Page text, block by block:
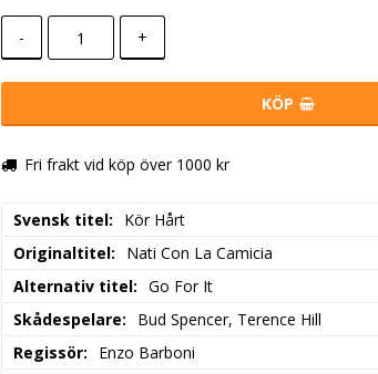
- +
KÖP
Fri frakt vid köp över 1000 kr
Svensk titel
Kör Hårt
Originaltitel
Nati Con La Camicia
Alternativ titel
Go For It
Skådespelare
Bud Spencer, Terence Hill
Regissör
Enzo Barboni